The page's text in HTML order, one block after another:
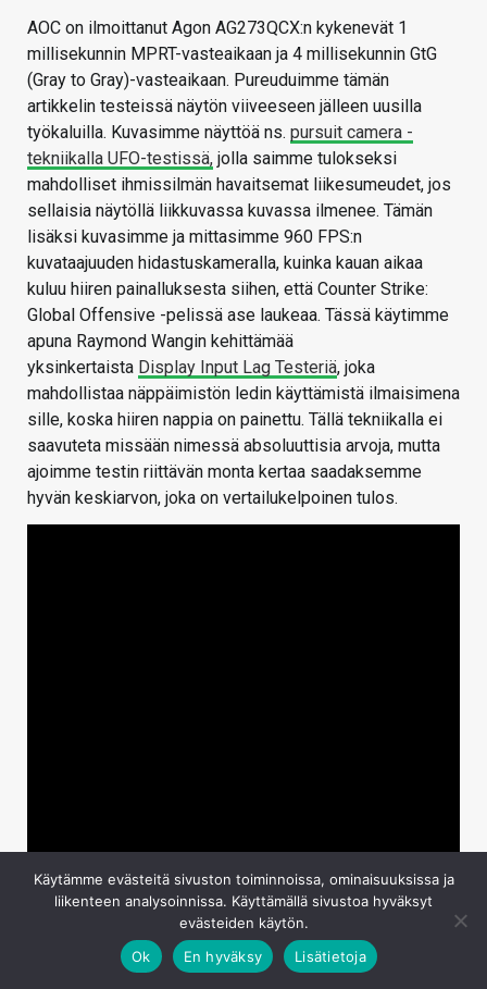
AOC on ilmoittanut Agon AG273QCX:n kykenevät 1
millisekunnin MPRT-vasteaikaan ja 4 millisekunnin GtG
(Gray to Gray)-vasteaikaan. Pureuduimme tämän
artikkelin testeissä näytön viiveeseen jälleen uusilla
työkaluilla. Kuvasimme näyttöä ns. pursuit camera -
tekniikalla UFO-testissä, jolla saimme tulokseksi
mahdolliset ihmissilmän havaitsemat liikesumeudet, jos
sellaisia näytöllä liikkuvassa kuvassa ilmenee. Tämän
lisäksi kuvasimme ja mittasimme 960 FPS:n
kuvataajuuden hidastuskameralla, kuinka kauan aikaa
kuluu hiiren painalluksesta siihen, että Counter Strike:
Global Offensive -pelissä ase laukeaa. Tässä käytimme
apuna Raymond Wangin kehittämää
yksinkertaista Display Input Lag Testeriä, joka
mahdollistaa näppäimistön ledin käyttämistä ilmaisimena
sille, koska hiiren nappia on painettu. Tällä tekniikalla ei
saavuteta missään nimessä absoluuttisia arvoja, mutta
ajoimme testin riittävän monta kertaa saadaksemme
hyvän keskiarvon, joka on vertailukelpoinen tulos.
Käytämme evästeitä sivuston toiminnoissa, ominaisuuksissa ja
liikenteen analysoinnissa. Käyttämällä sivustoa hyväksyt
evästeiden käytön.
Ok
En hyväksy Lisätietoja